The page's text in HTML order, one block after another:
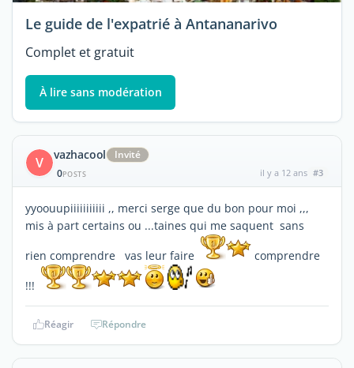
Le guide de l'expatrié à Antananarivo
Complet et gratuit
À lire sans modération
V vazhacool
Invité
0POSTS il y a 12 ans #3
yyoouupiiiiiiiiiii ,, merci serge que du bon pour moi ,,,
mis à part certains ou ...taines qui me saquent sans
rien comprendre vas leur faire
comprendre
!!!
Réagir Répondre